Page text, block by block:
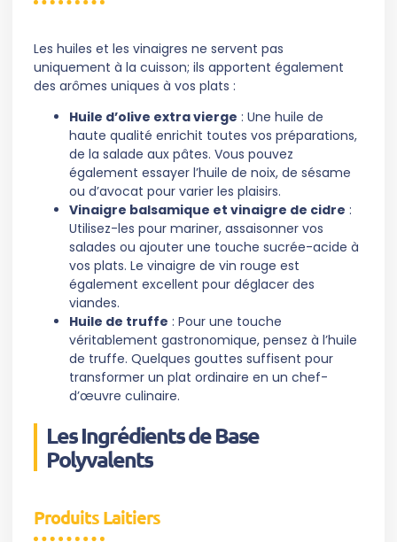
Les huiles et les vinaigres ne servent pas
uniquement à la cuisson; ils apportent également
des arômes uniques à vos plats :
Huile d’olive extra vierge : Une huile de
haute qualité enrichit toutes vos préparations,
de la salade aux pâtes. Vous pouvez
également essayer l’huile de noix, de sésame
ou d’avocat pour varier les plaisirs.
Vinaigre balsamique et vinaigre de cidre :
Utilisez-les pour mariner, assaisonner vos
salades ou ajouter une touche sucrée-acide à
vos plats. Le vinaigre de vin rouge est
également excellent pour déglacer des
viandes.
Huile de truffe : Pour une touche
véritablement gastronomique, pensez à l’huile
de truffe. Quelques gouttes suffisent pour
transformer un plat ordinaire en un chef-
d’œuvre culinaire.
Les Ingrédients de Base
Polyvalents
Produits Laitiers